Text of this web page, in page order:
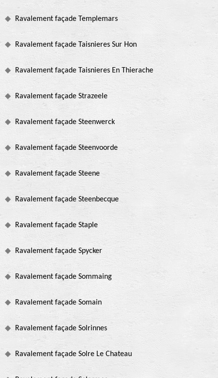
Ravalement façade Templemars
Ravalement façade Taisnieres Sur Hon
Ravalement façade Taisnieres En Thierache
Ravalement façade Strazeele
Ravalement façade Steenwerck
Ravalement façade Steenvoorde
Ravalement façade Steene
Ravalement façade Steenbecque
Ravalement façade Staple
Ravalement façade Spycker
Ravalement façade Sommaing
Ravalement façade Somain
Ravalement façade Solrinnes
Ravalement façade Solre Le Chateau